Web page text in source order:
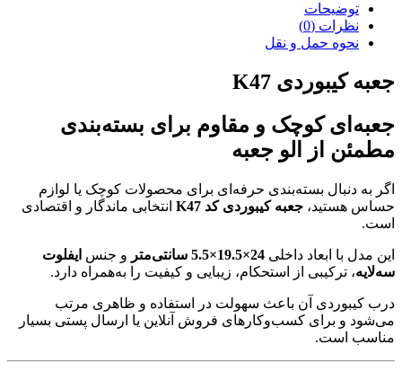
توضیحات
نظرات (0)
نحوه حمل و نقل
جعبه کیبوردی K47
جعبه‌ای کوچک و مقاوم برای بسته‌بندی
مطمئن از
الو جعبه
اگر به دنبال بسته‌بندی حرفه‌ای برای محصولات کوچک یا لوازم
حساس هستید، جعبه کیبوردی کد K47
انتخابی ماندگار و اقتصادی
است.
این مدل با ابعاد داخلی 24×19.5×5.5 سانتی‌متر و جنس ایفلوت
سه‌لایه، ترکیبی از استحکام، زیبایی و کیفیت را به‌همراه دارد.
درب کیبوردی آن باعث سهولت در استفاده و ظاهری مرتب
می‌شود و برای کسب‌وکارهای فروش آنلاین یا ارسال پستی بسیار
مناسب است.